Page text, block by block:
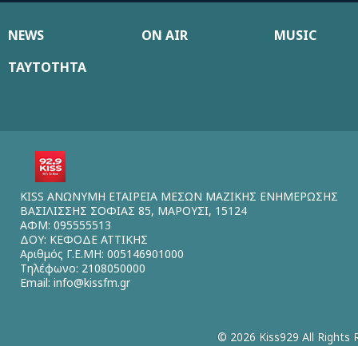
NEWS ON AIR
MUSIC
ΤΑΥΤΟΤΗΤΑ
KISS ΑΝΩΝΥΜΗ ΕΤΑΙΡΕΙΑ ΜΕΣΩΝ ΜΑΖΙΚΗΣ ΕΝΗΜΕΡΩΣΗΣ
ΒΑΣΙΛΙΣΣΗΣ ΣΟΦΙΑΣ 85, ΜΑΡΟΥΣΙ, 15124
ΑΦΜ: 095555513
ΔΟΥ: ΚΕΦΟΔΕ ΑΤΤΙΚΗΣ
Αριθμός Γ.Ε.ΜΗ: 005146901000
Τηλέφωνο: 2108050000
Email: info@kissfm.gr
© 2026 Kiss929 All Rights